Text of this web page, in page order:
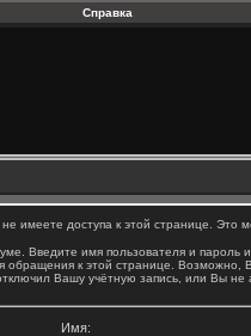
Справка
имеете доступа к этой странице. Это
Введите имя пользователя и пароль
обращения к этой странице. Возможно,
Вашу учётную запись, или Вы не
Имя: